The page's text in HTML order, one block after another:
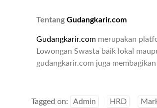
Tentang Gudangkarir.com
Gudangkarir.com merupakan
Lowongan Swasta baik lokal
gudangkarir.com juga
Tagged on: Admin HRD